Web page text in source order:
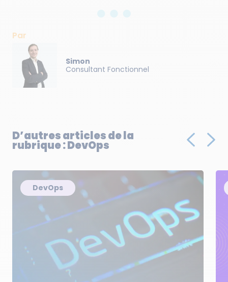
Par
Simon
Consultant Fonctionnel
D’autres articles de la
rubrique : DevOps
DevOps